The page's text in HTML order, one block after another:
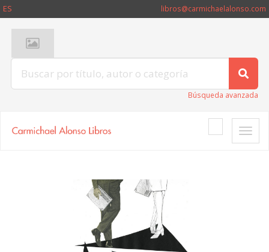
ES libros@carmichaelalonso.com
Búsqueda avanzada
Toggle